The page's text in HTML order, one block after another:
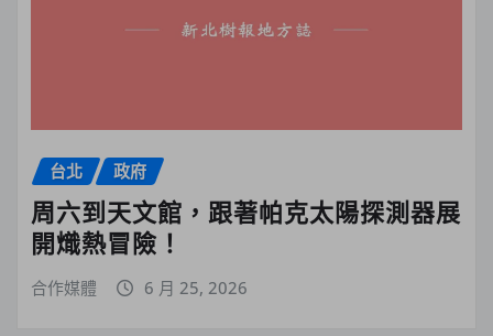
台北 政府
周六到天文館，跟著帕克太陽探測器展
開熾熱冒險！
合作媒體 6 月 25, 2026